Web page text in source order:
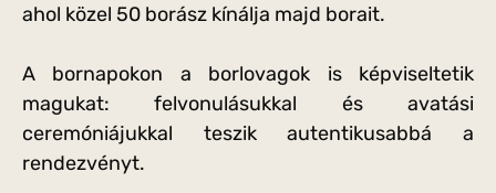
ahol közel 50 borász kínálja majd borait.
A bornapokon a borlovagok is képviseltetik
magukat: felvonulásukkal és avatási
ceremóniájukkal teszik autentikusabbá a
rendezvényt.